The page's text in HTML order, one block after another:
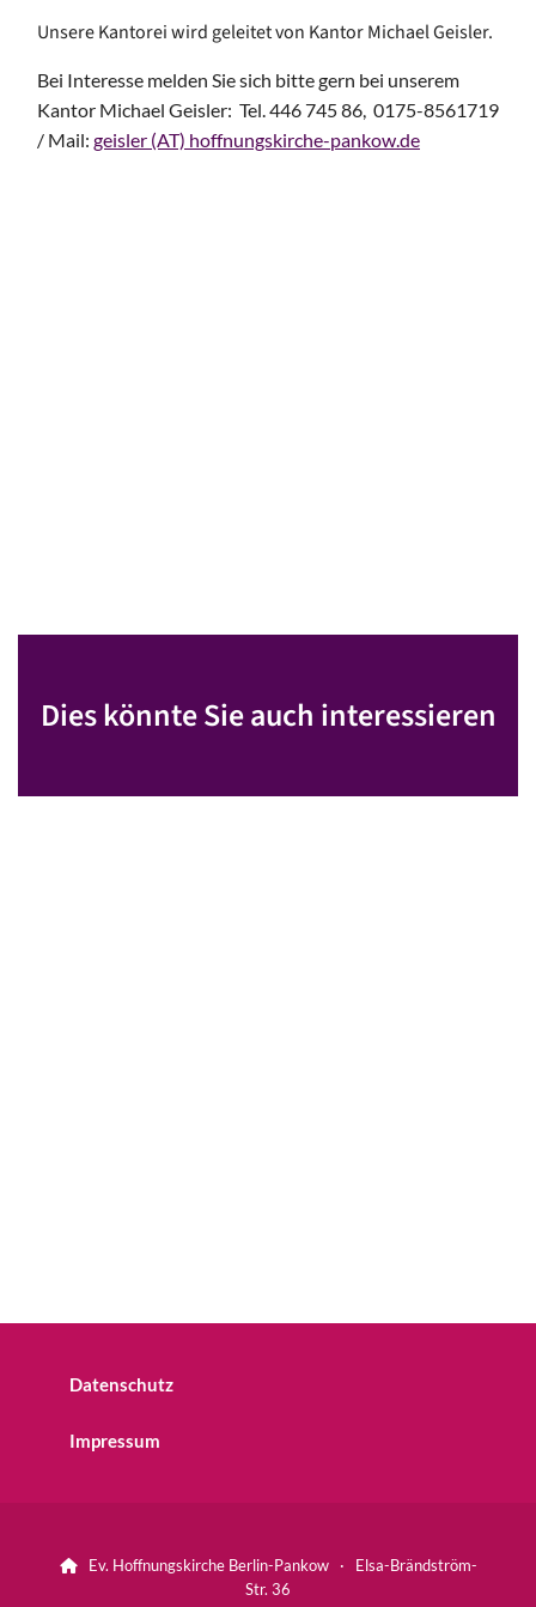
Unsere Kantorei wird geleitet von Kantor Michael Geisler.
Bei Interesse melden Sie sich bitte gern bei unserem
Kantor Michael Geisler: Tel. 446 745 86, 0175-8561719
/ Mail: geisler (AT) hoffnungskirche-pankow.de
Dies könnte Sie auch interessieren
Datenschutz
Impressum
Ev. Hoffnungskirche Berlin-Pankow · Elsa-Brändström-
Str. 36